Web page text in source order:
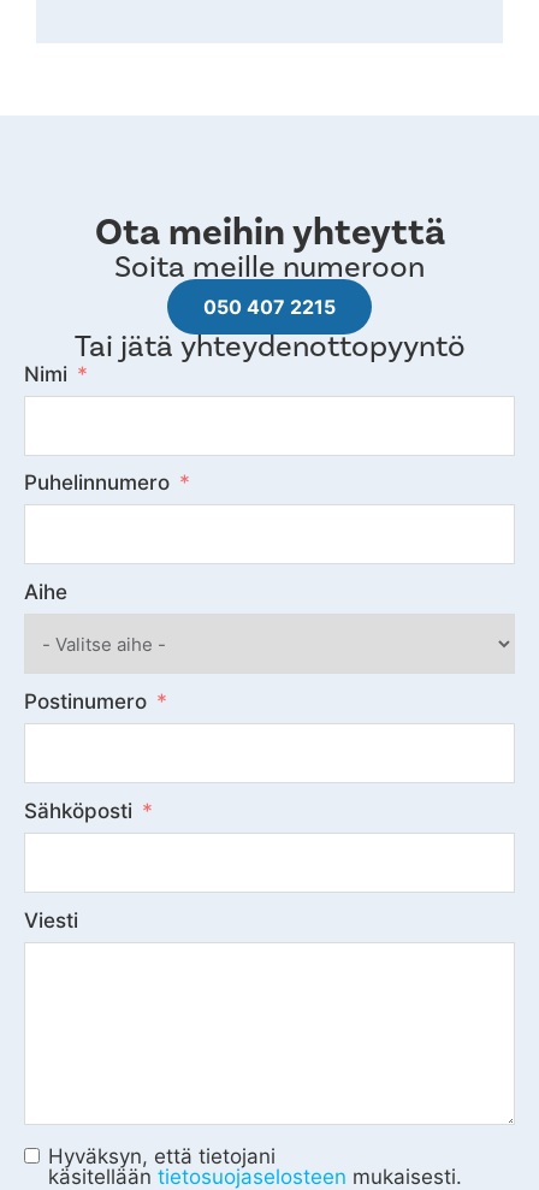
Ota meihin yhteyttä
Soita meille numeroon
050 407 2215
Tai jätä yhteydenottopyyntö
Nimi
Puhelinnumero
Aihe
Postinumero
Sähköposti
Viesti
Hyväksyn, että tietojani
käsitellään tietosuojaselosteen mukaisesti.